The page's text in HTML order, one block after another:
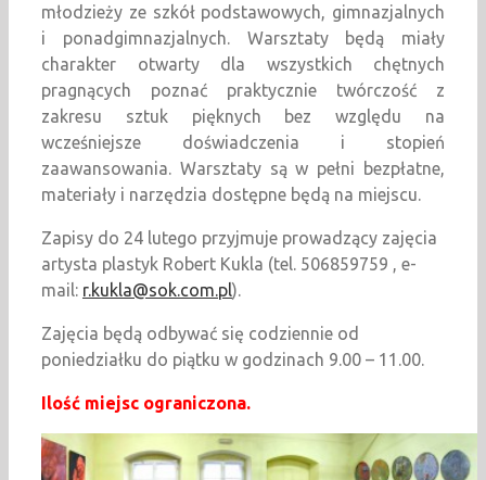
młodzieży ze szkół podstawowych, gimnazjalnych
i ponadgimnazjalnych. Warsztaty będą miały
charakter otwarty dla wszystkich chętnych
pragnących poznać praktycznie twórczość z
zakresu sztuk pięknych bez względu na
wcześniejsze doświadczenia i stopień
zaawansowania. Warsztaty są w pełni bezpłatne,
materiały i narzędzia dostępne będą na miejscu.
Zapisy do 24 lutego przyjmuje prowadzący zajęcia
artysta plastyk Robert Kukla (tel. 506859759 , e-
mail: r.kukla@sok.com.pl).
Zajęcia będą odbywać się codziennie od
poniedziałku do piątku w godzinach 9.00 – 11.00.
Ilość miejsc ograniczona.